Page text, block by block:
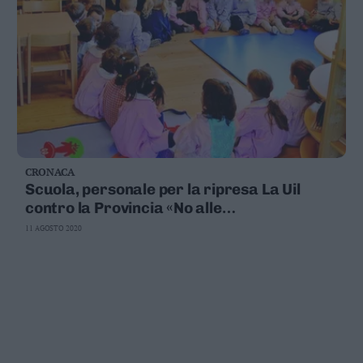
CRONACA
Scuola, personale per la ripresa La Uil
contro la Provincia «No alle
esternalizzazioni»
11 AGOSTO 2020